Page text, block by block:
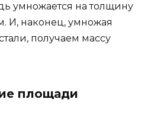
умножается на толщину
И, наконец, умножая
получаем массу
площади